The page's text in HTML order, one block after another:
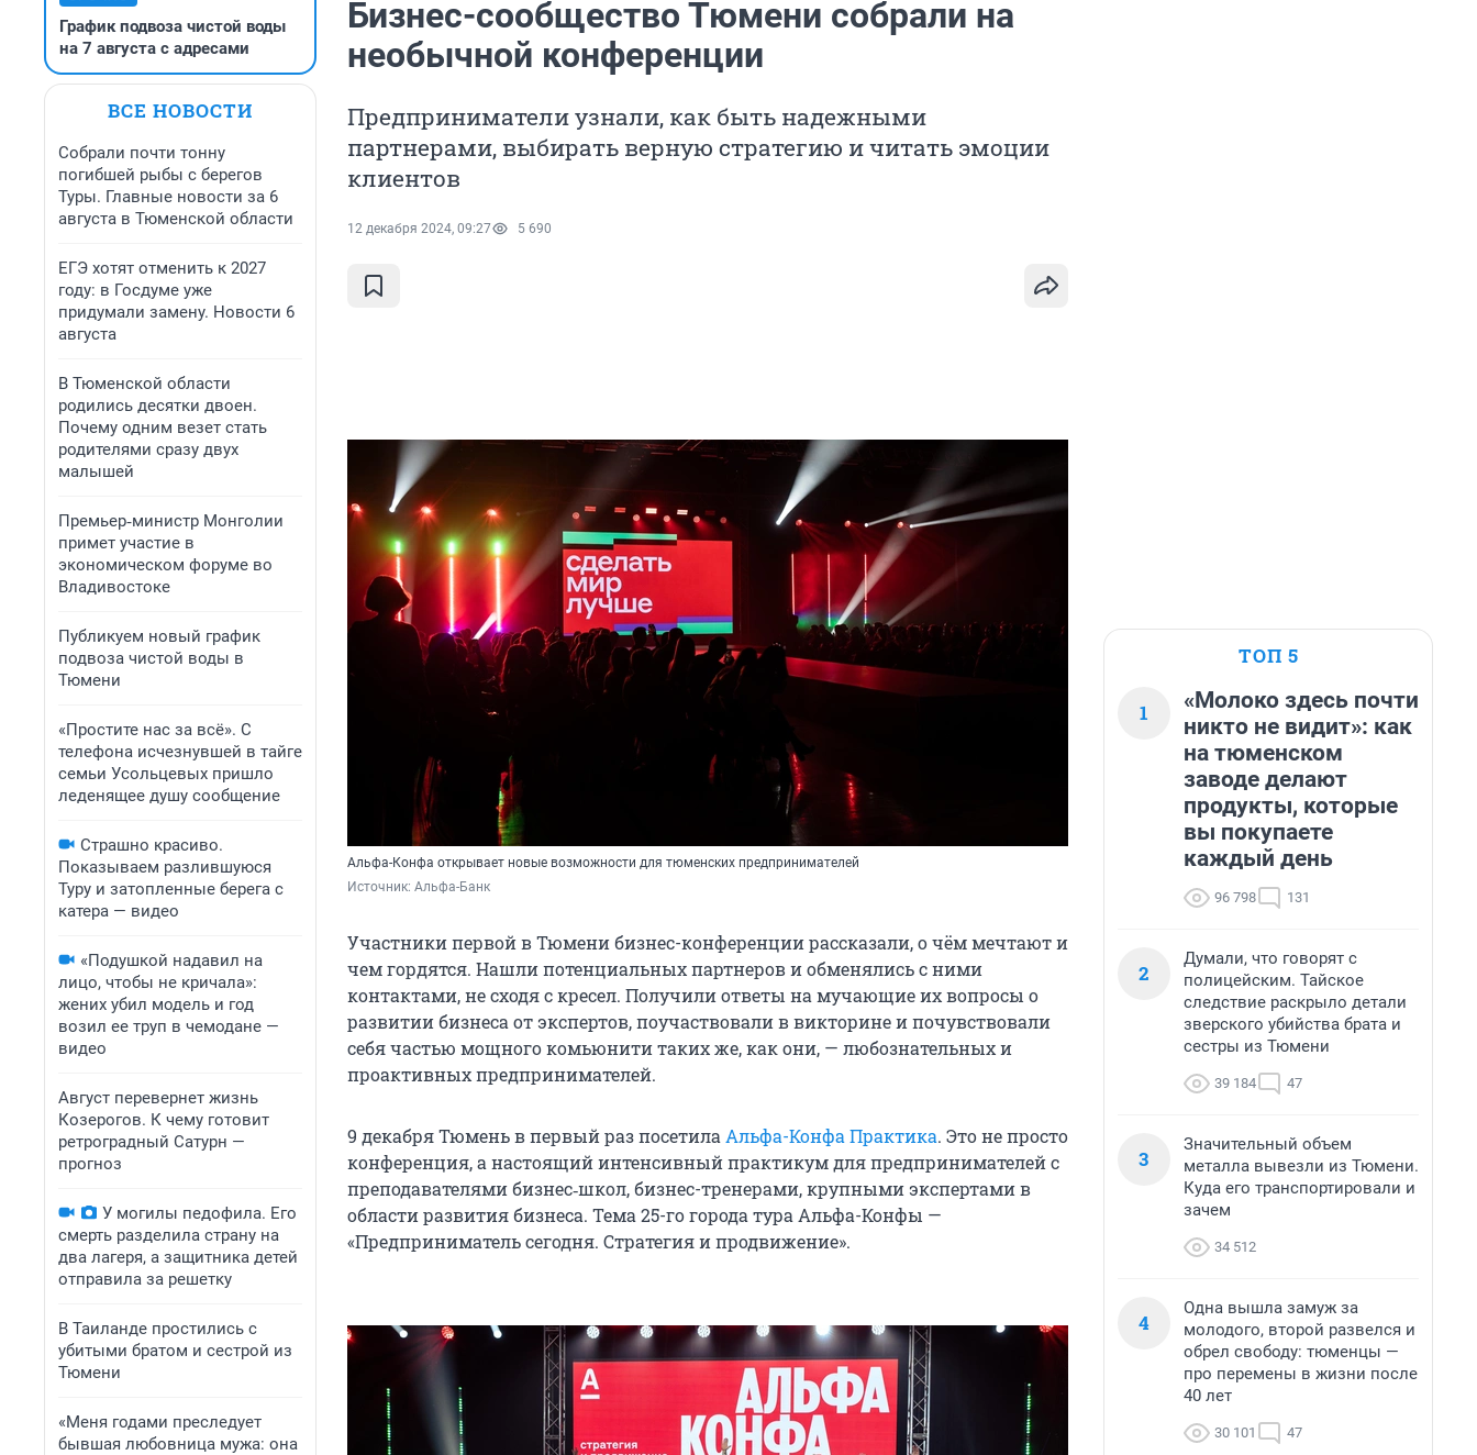
График подвоза чистой воды
на 7 августа с адресами
ВСЕ НОВОСТИ
Собрали почти тонну
погибшей рыбы с берегов
Туры. Главные новости за 6
августа в Тюменской области
ЕГЭ хотят отменить к 2027
году: в Госдуме уже
придумали замену. Новости 6
августа
В Тюменской области
родились десятки двоен.
Почему одним везет стать
родителями сразу двух
малышей
Премьер‑министр Монголии
примет участие в
экономическом форуме во
Владивостоке
Публикуем новый график
подвоза чистой воды в
Тюмени
«Простите нас за всё». С
телефона исчезнувшей в тайге
семьи Усольцевых пришло
леденящее душу сообщение
Страшно красиво.
Показываем разлившуюся
Туру и затопленные берега с
катера — видео
«Подушкой надавил на
лицо, чтобы не кричала»:
жених убил модель и год
возил ее труп в чемодане —
видео
Август перевернет жизнь
Козерогов. К чему готовит
ретроградный Сатурн —
прогноз
У могилы педофила. Его
смерть разделила страну на
два лагеря, а защитника детей
отправила за решетку
В Таиланде простились с
убитыми братом и сестрой из
Тюмени
«Меня годами преследует
бывшая любовница мужа: она
Бизнес-сообщество Тюмени собрали на
необычной конференции
Предприниматели узнали, как быть надежными
партнерами, выбирать верную стратегию и читать эмоции
клиентов
12 декабря 2024, 09:27 5 690
Альфа-Конфа открывает новые возможности для тюменских предпринимателей
Источник: Альфа-Банк
Участники первой в Тюмени бизнес-конференции рассказали, о чём мечтают и
чем гордятся. Нашли потенциальных партнеров и обменялись с ними
контактами, не сходя с кресел. Получили ответы на мучающие их вопросы о
развитии бизнеса от экспертов, поучаствовали в викторине и почувствовали
себя частью мощного комьюнити таких же, как они, — любознательных и
проактивных предпринимателей.
9 декабря Тюмень в первый раз посетила Альфа-Конфа Практика. Это не просто
конференция, а настоящий интенсивный практикум для предпринимателей с
преподавателями бизнес‑школ, бизнес-тренерами, крупными экспертами в
области развития бизнеса. Тема 25-го города тура Альфа-Конфы —
«Предприниматель сегодня. Стратегия и продвижение».
ТОП 5
1
«Молоко здесь почти
никто не видит»: как
на тюменском
заводе делают
продукты, которые
вы покупаете
каждый день
96 798 131
2
Думали, что говорят с
полицейским. Тайское
следствие раскрыло детали
зверского убийства брата и
сестры из Тюмени
39 184 47
3
Значительный объем
металла вывезли из Тюмени.
Куда его транспортировали и
зачем
34 512
4
Одна вышла замуж за
молодого, второй развелся и
обрел свободу: тюменцы —
про перемены в жизни после
40 лет
30 101 47